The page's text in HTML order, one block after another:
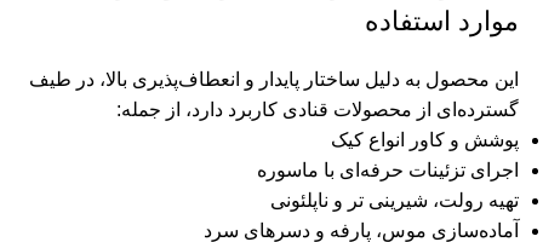
موارد استفاده
این محصول به دلیل ساختار پایدار و انعطاف‌پذیری بالا، در طیف
گسترده‌ای از محصولات قنادی کاربرد دارد، از جمله:
پوشش و کاور انواع کیک
اجرای تزئینات حرفه‌ای با ماسوره
تهیه رولت، شیرینی تر و ناپلئونی
آماده‌سازی موس، پارفه و دسرهای سرد